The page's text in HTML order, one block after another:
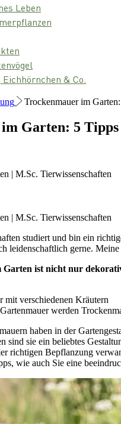
Leben
Eichhörnchen & Co.
Trockenmauer im
Garten: 5
| M.Sc. Tierwissenschaften
| M.Sc. Tierwissenschaften
studiert und bin ein
leidenschaftlich gerne.
ist nicht nur
werden
haben in der
sind sie ein beliebtes
richtigen Bepflanzung
wie auch Sie eine